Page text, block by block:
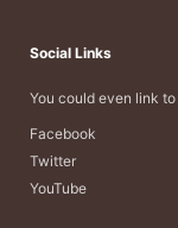
Social Links
You could even link
Facebook
Twitter
YouTube